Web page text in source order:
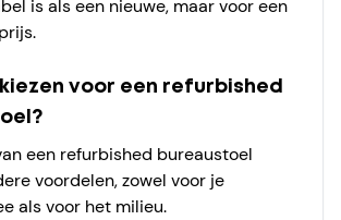
is als een nieuwe, maar voor een
voor een refurbished
een refurbished bureaustoel
voordelen, zowel voor je
als voor het milieu.